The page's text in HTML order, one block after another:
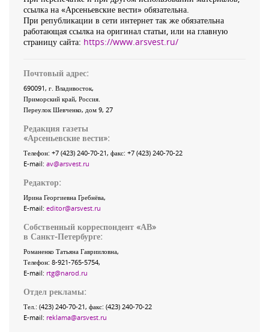
ссылка на «Арсеньевские вести» обязательна.
При републикации в сети интернет так же обязательна
работающая ссылка на оригинал статьи, или на главную
страницу сайта: https://www.arsvest.ru/
Почтовый адрес:
690091, г. Владивосток,
Приморский край, Россия
Переулок Шевченко, дом 9, 27
Редакция газеты
«Арсеньевские вести»:
Телефон: +7 (423) 240-70-21, факс: +7 (423) 240-70-22
E-mail: av@arsvest.ru
Редактор:
Ирина Георгиевна Гребнёва,
E-mail: editor@arsvest.ru
Собственный корреспондент «АВ»
в Санкт-Петербурге:
Романенко Татьяна Гаврииловна,
Телефон: 8-921-765-5754,
E-mail: rtg@narod.ru
Отдел рекламы:
Тел.: (423) 240-70-21, факс: (423) 240-70-22
E-mail: reklama@arsvest.ru